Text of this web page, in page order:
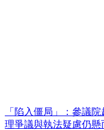
「陷入僵局」：參議
理爭議與執法疑慮仍懸